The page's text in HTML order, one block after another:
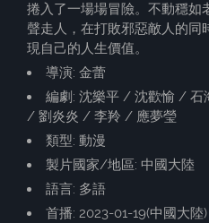
捲入了一場場冒險。不動穩如
聲走人，在打敗邪惡敵人的同
現自己的人生價值。
導演: 金蕾
編劇: 沈樂平 / 沈歡愉 /
/ 劉炎炎 / 李羚 / 應夢瑩
類型: 動漫
製片國家/地區: 中國大陸
語言: 多語
首播: 2023-01-19(中國大陸)